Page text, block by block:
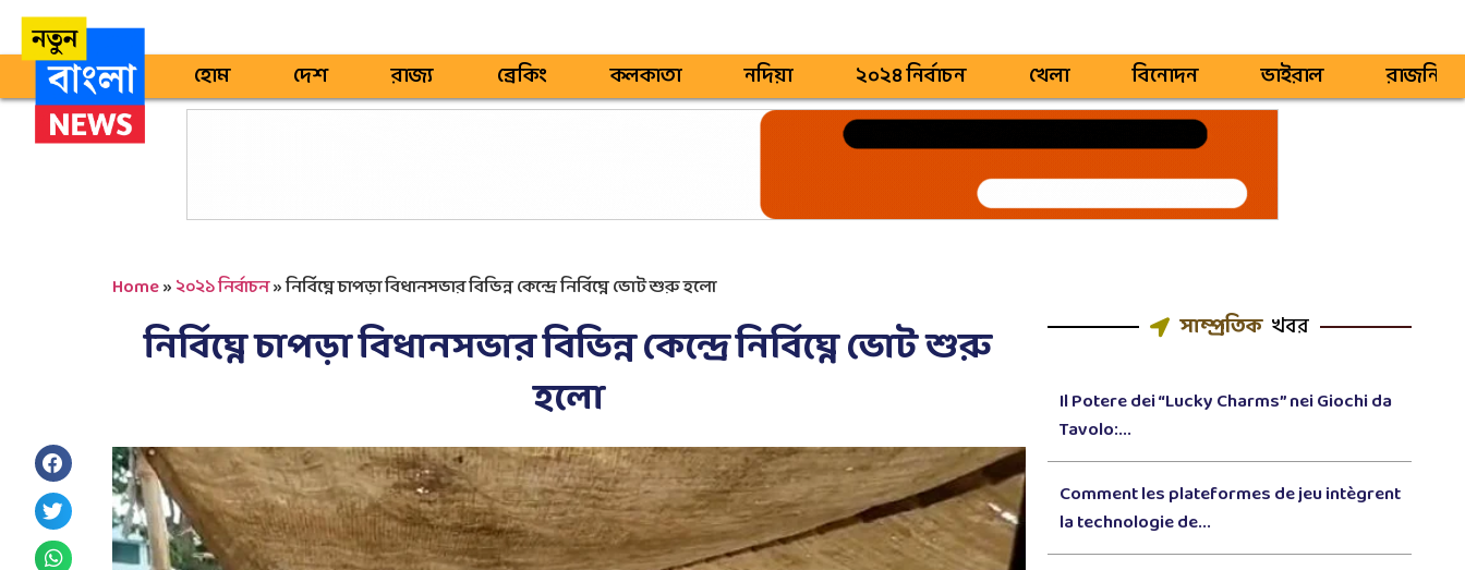
হোম দেশ রাজ্য ব্রেকিং কলকাতা নদিয়া ২০২৪ নির্বাচন খেলা বিনোদন ভাইরাল রাজনিতি
Home»২০২১ নির্বাচন»নির্বিঘ্নে চাপড়া বিধানসভার বিভিন্ন কেন্দ্রে নির্বিঘ্নে ভোট শুরু হলো
নির্বিঘ্নে চাপড়া বিধানসভার বিভিন্ন কেন্দ্রে নির্বিঘ্নে ভোট শুরু
হলো
সাম্প্রতিক খবর
Il Potere dei “Lucky Charms” nei Giochi da
Tavolo:...
Comment les plateformes de jeu intègrent
la technologie de...